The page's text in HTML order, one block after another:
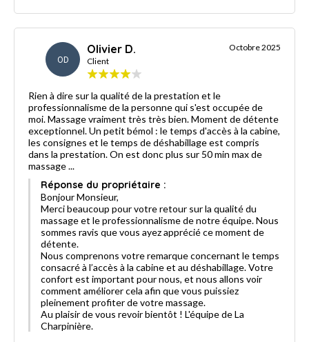
OD
Olivier D.
Client
Octobre 2025
Rien à dire sur la qualité de la prestation et le
professionnalisme de la personne qui s'est occupée de
moi. Massage vraiment très très bien. Moment de détente
exceptionnel. Un petit bémol : le temps d'accès à la cabine,
les consignes et le temps de déshabillage est compris
dans la prestation. On est donc plus sur 50 min max de
massage ...
Réponse du propriétaire :
Bonjour Monsieur,
Merci beaucoup pour votre retour sur la qualité du
massage et le professionnalisme de notre équipe. Nous
sommes ravis que vous ayez apprécié ce moment de
détente.
Nous comprenons votre remarque concernant le temps
consacré à l’accès à la cabine et au déshabillage. Votre
confort est important pour nous, et nous allons voir
comment améliorer cela afin que vous puissiez
pleinement profiter de votre massage.
Au plaisir de vous revoir bientôt ! L'équipe de La
Charpinière.